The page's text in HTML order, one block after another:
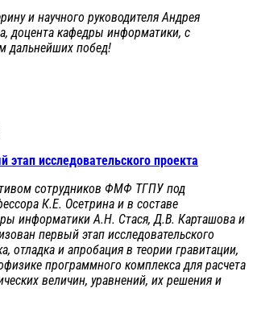
и научного руководителя Андрея
доцента кафедры информатики, с
дальнейших побед!
этап исследовательского проекта
сотрудников ФМФ ТГПУ под
К.Е. Осетрина и в составе
информатики А.Н. Стася, Д.В. Карташова и
первый этап исследовательского
отладка и апробация в теории гравитации,
программного комплекса для расчета
величин, уравнений, их решения и